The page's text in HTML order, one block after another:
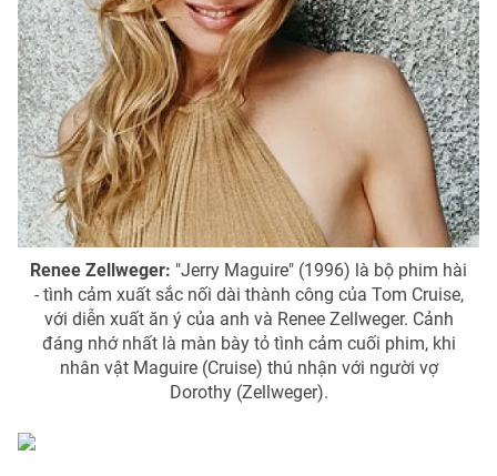
VTV9 VTV8
Liên hệ tòa soạn English
THỜI BÁO VTV
Theo dõi báo trên
Cơ quan chủ quản:Đài Truyền hình Việt Nam
Cơ quan báo chí:Thời báo VTV
Giấy phép hoạt động báo in và báo điện tử số 483/GP-BTTTT
Tổng Biên tập:
Renee Zellweger: "Jerry Maguire" (1996) là bộ phim hài
- tình cảm xuất sắc nối dài thành công của Tom Cruise,
với diễn xuất ăn ý của anh và Renee Zellweger. Cảnh
đáng nhớ nhất là màn bày tỏ tình cảm cuối phim, khi
nhân vật Maguire (Cruise) thú nhận với người vợ
Dorothy (Zellweger).